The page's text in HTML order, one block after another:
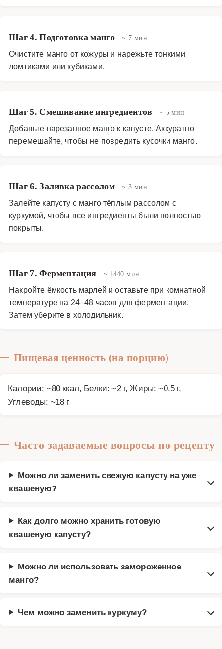
Шаг 4. Подготовка манго ~ 7 мин
Очистите манго от кожуры и нарежьте тонкими
ломтиками или кубиками.
Шаг 5. Смешивание ингредиентов ~ 5 мин
Добавьте нарезанное манго к капусте. Аккуратно
перемешайте, чтобы не повредить кусочки манго.
Шаг 6. Заливка рассолом ~ 3 мин
Залейте капусту с манго тёплым рассолом с
куркумой, чтобы все ингредиенты были полностью
покрыты.
Шаг 7. Ферментация ~ 1440 мин
Накройте ёмкость марлей и оставьте при комнатной
температуре на 24–48 часов для ферментации.
Затем уберите в холодильник.
Пищевая ценность (на порцию)
Калории: ~80 ккал, Белки: ~2 г, Жиры: ~0.5 г,
Углеводы: ~18 г
Часто задаваемые вопросы по рецепту
Можно ли заменить свежую капусту на уже
квашеную?
Как долго можно хранить готовую
квашеную капусту?
Можно ли использовать замороженное
манго?
Чем можно заменить куркуму?